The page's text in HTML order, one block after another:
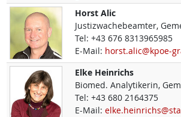
Horst Alic
Justizwachebeamter,
Tel: +43 676 8313965985
E-Mail: horst.alic@kpoe-
Elke Heinrichs
Biomed. Analytikerin,
Tel: +43 680 2164375
E-Mail: